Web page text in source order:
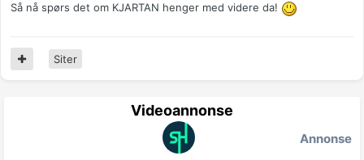
Så nå spørs det om KJARTAN henger med videre da!
Siter
Videoannonse
Annonse